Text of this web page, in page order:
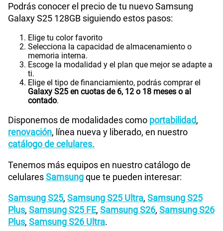
Podrás conocer el precio de tu nuevo Samsung
Galaxy S25 128GB siguiendo estos pasos:
Elige tu color favorito
Selecciona la capacidad de almacenamiento o
memoria interna.
Escoge la modalidad y el plan que mejor se adapte a
ti.
Elige el tipo de financiamiento, podrás comprar el
Galaxy S25 en cuotas de 6, 12 o 18 meses o al
contado.
Disponemos de modalidades como portabilidad,
renovación, línea nueva y liberado, en nuestro
catálogo de celulares.
Tenemos más equipos en nuestro catálogo de
celularesSamsungque te pueden interesar:
Samsung S25, Samsung S25 Ultra, Samsung S25
Plus, Samsung S25 FE, Samsung S26, Samsung S26
Plus, Samsung S26 Ultra.